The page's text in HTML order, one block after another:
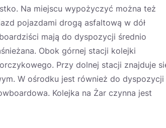
Na miejscu wypożyczyć można też
pojazdami drogą asfaltową w dół
mają do dyspozycji średnio
Obok górnej stacji kolejki
Przy dolnej stacji znajduje
W ośrodku jest również do dyspozycji
Kolejka na Żar czynna jest